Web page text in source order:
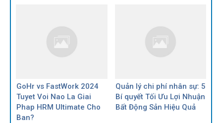
GoHr vs FastWork 2024
Tuyet Voi Nao La Giai
Phap HRM Ultimate Cho
Ban?
Quản lý chi phí nhân sự: 5
Bí quyết Tối Ưu Lợi Nhuận
Bất Động Sản Hiệu Quả